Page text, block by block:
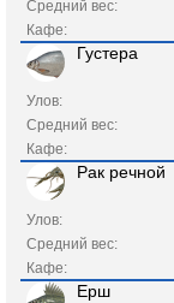
Средний вес:
Кафе:
Густера
Улов:
Средний вес:
Кафе:
Рак речной
Улов:
Средний вес:
Кафе:
Ерш